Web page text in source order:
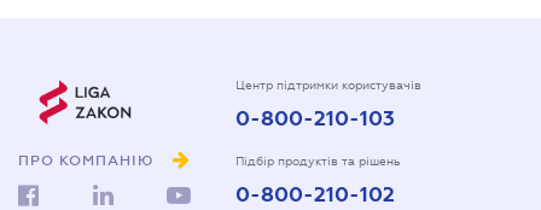
ПРО КОМПАНІЮ
Центр підтримки користувачів
0-800-210-103
Підбір продуктів та рішень
0-800-210-102